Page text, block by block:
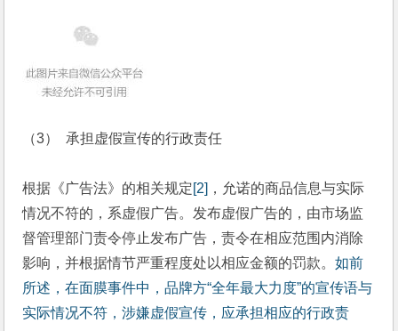
（3） 承担虚假宣传的行政责任
根据《广告法》的相关规定[2] ，允诺的商品信息与实际
情况不符的，系虚假广告。发布虚假广告的，由市场监
督管理部门责令停止发布广告，责令在相应范围内消除
影响，并根据情节严重程度处以相应金额的罚款。如前
所述，在面膜事件中，品牌方“全年最大力度”的宣传语与
实际情况不符，涉嫌虚假宣传，应承担相应的行政责